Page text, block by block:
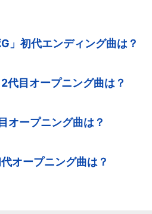
」初代エンディング曲は？
代目オープニング曲は？
オープニング曲は？
オープニング曲は？